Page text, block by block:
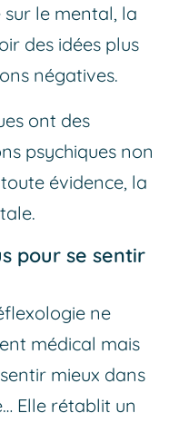
le mental, la
des idées plus
négatives.
ont des
psychiques non
évidence, la
pour se sentir
ne
médical mais
mieux dans
Elle rétablit un